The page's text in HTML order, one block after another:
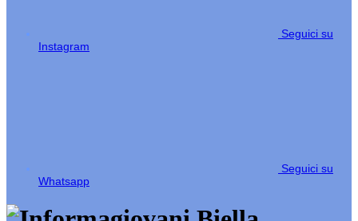
Seguici su
Instagram
Seguici su
Whatsapp